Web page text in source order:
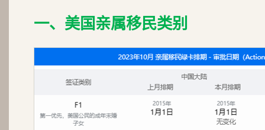
一、美国亲属移民类别